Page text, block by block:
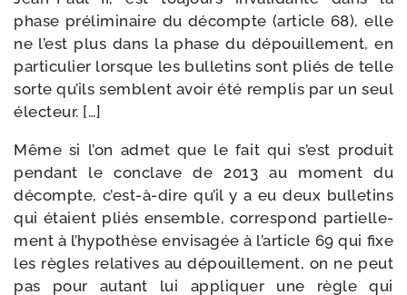
phase pré­li­mi­naire du décompte (article 68), elle
ne l’est plus dans la phase du dépouille­ment, en
par­ti­cu­lier lorsque les bul­le­tins sont pliés de telle
sorte qu’ils semblent avoir été rem­plis par un seul
électeur. […]
Même si l’on admet que le fait qui s’est pro­duit
pen­dant le conclave de 2013 au moment du
décompte, c’est-à-dire qu’il y a eu deux bul­le­tins
qui étaient pliés ensemble, cor­res­pond par­tiel­le­
ment à l’hypothèse envi­sa­gée à l’article 69 qui fixe
les règles rela­tives au dépouille­ment, on ne peut
pas pour autant lui appli­quer une règle qui